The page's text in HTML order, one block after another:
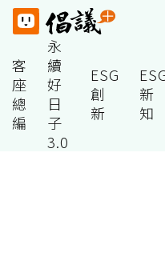
客
座
總
編
永
續
好
日
子
3.0
ESG
創
新
新
知